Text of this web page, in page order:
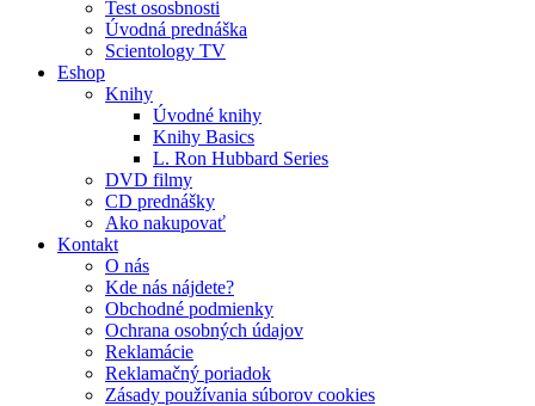
Test ososbnosti
Úvodná prednáška
Scientology TV
Eshop
Knihy
Úvodné knihy
Knihy Basics
L. Ron Hubbard Series
DVD filmy
CD prednášky
Ako nakupovať
Kontakt
O nás
Kde nás nájdete?
Obchodné podmienky
Ochrana osobných údajov
Reklamácie
Reklamačný poriadok
Zásady používania súborov cookies